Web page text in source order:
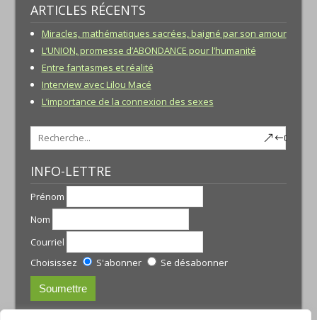
ARTICLES RÉCENTS
Miracles, mathématiques sacrées, baigné par son amour
L’UNION, promesse d’ABONDANCE pour l’humanité
Entre fantasmes et réalité
Interview avec Lilou Macé
L’importance de la connexion des sexes
INFO-LETTRE
Prénom
Nom
Courriel
Choisissez
S'abonner Se désabonner